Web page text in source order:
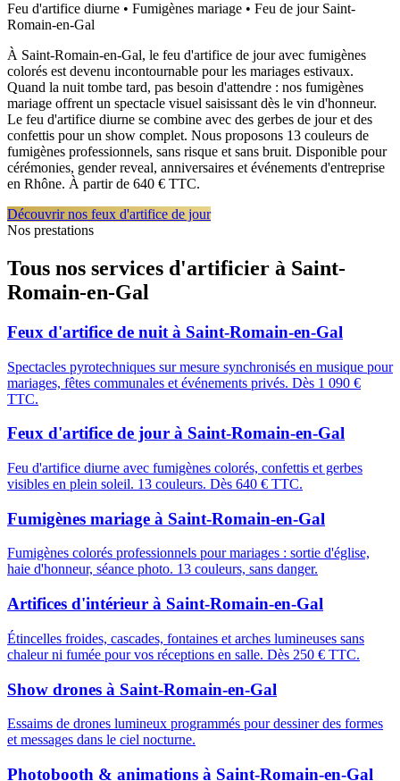
Feu d'artifice diurne • Fumigènes mariage • Feu de jour Saint-
Romain-en-Gal
À Saint-Romain-en-Gal, le feu d'artifice de jour avec fumigènes
colorés est devenu incontournable pour les mariages estivaux.
Quand la nuit tombe tard, pas besoin d'attendre : nos fumigènes
mariage offrent un spectacle visuel saisissant dès le vin d'honneur.
Le feu d'artifice diurne se combine avec des gerbes de jour et des
confettis pour un show complet. Nous proposons 13 couleurs de
fumigènes professionnels, sans risque et sans bruit. Disponible pour
cérémonies, gender reveal, anniversaires et événements d'entreprise
en Rhône. À partir de 640 € TTC.
Découvrir nos feux d'artifice de jour
Nos prestations
Tous nos services d'artificier à Saint-
Romain-en-Gal
Feux d'artifice de nuit à Saint-Romain-en-Gal
Spectacles pyrotechniques sur mesure synchronisés en musique pour
mariages, fêtes communales et événements privés. Dès 1 090 €
TTC.
Feux d'artifice de jour à Saint-Romain-en-Gal
Feu d'artifice diurne avec fumigènes colorés, confettis et gerbes
visibles en plein soleil. 13 couleurs. Dès 640 € TTC.
Fumigènes mariage à Saint-Romain-en-Gal
Fumigènes colorés professionnels pour mariages : sortie d'église,
haie d'honneur, séance photo. 13 couleurs, sans danger.
Artifices d'intérieur à Saint-Romain-en-Gal
Étincelles froides, cascades, fontaines et arches lumineuses sans
chaleur ni fumée pour vos réceptions en salle. Dès 250 € TTC.
Show drones à Saint-Romain-en-Gal
Essaims de drones lumineux programmés pour dessiner des formes
et messages dans le ciel nocturne.
Photobooth & animations à Saint-Romain-en-Gal